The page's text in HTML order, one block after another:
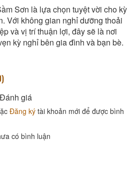
Sơn là lựa chọn tuyệt vời cho kỳ
Với không gian nghỉ dưỡng thoải
và vị trí thuận lợi, đây sẽ là nơi
kỳ nghỉ bên gia đình và bạn bè.
)
Đánh giá
Đăng ký tài khoản mới để được bình
có bình luận